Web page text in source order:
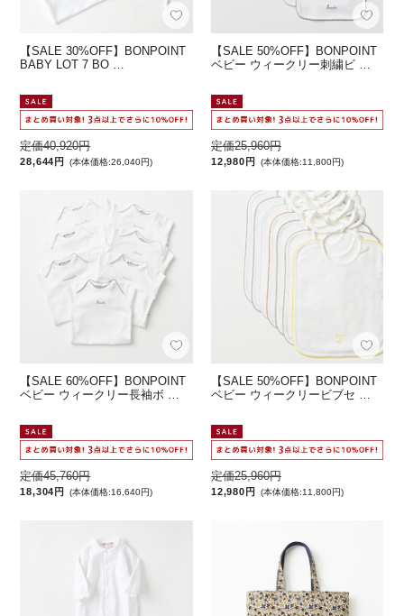
【SALE 30%OFF】BONPOINT
BABY LOT 7 BO …
定価40,920円
28,644円 (本体価格:26,040円)
【SALE 50%OFF】BONPOINT
ベビー ウィークリー刺繍ビ …
定価25,960円
12,980円 (本体価格:11,800円)
【SALE 60%OFF】BONPOINT
ベビー ウィークリー長袖ボ …
定価45,760円
18,304円 (本体価格:16,640円)
【SALE 50%OFF】BONPOINT
ベビー ウィークリービブセ …
定価25,960円
12,980円 (本体価格:11,800円)